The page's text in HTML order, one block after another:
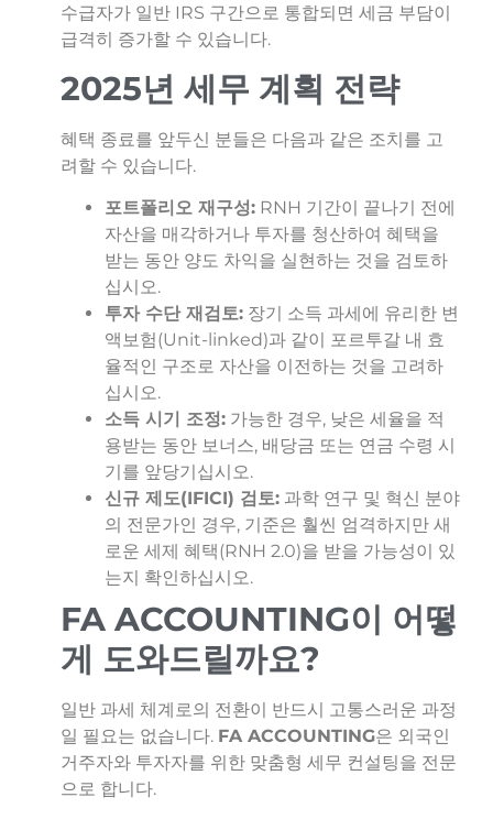
수급자가 일반 IRS 구간으로 통합되면 세금 부담이
급격히 증가할 수 있습니다.
2025년 세무 계획 전략
혜택 종료를 앞두신 분들은 다음과 같은 조치를 고
려할 수 있습니다.
포트폴리오 재구성: RNH 기간이 끝나기 전에
자산을 매각하거나 투자를 청산하여 혜택을
받는 동안 양도 차익을 실현하는 것을 검토하
십시오.
투자 수단 재검토: 장기 소득 과세에 유리한 변
액보험(Unit-linked)과 같이 포르투갈 내 효
율적인 구조로 자산을 이전하는 것을 고려하
십시오.
소득 시기 조정: 가능한 경우, 낮은 세율을 적
용받는 동안 보너스, 배당금 또는 연금 수령 시
기를 앞당기십시오.
신규 제도(IFICI) 검토: 과학 연구 및 혁신 분야
의 전문가인 경우, 기준은 훨씬 엄격하지만 새
로운 세제 혜택(RNH 2.0)을 받을 가능성이 있
는지 확인하십시오.
FA ACCOUNTING이 어떻
게 도와드릴까요?
일반 과세 체계로의 전환이 반드시 고통스러운 과정
일 필요는 없습니다. FA ACCOUNTING은 외국인
거주자와 투자자를 위한 맞춤형 세무 컨설팅을 전문
으로 합니다.